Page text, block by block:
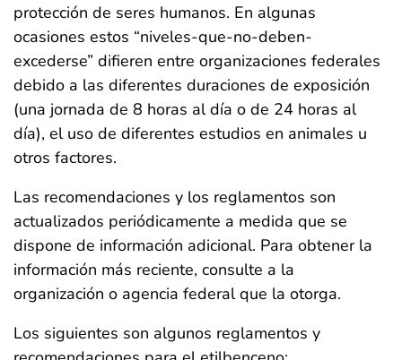
protección de seres humanos. En algunas
ocasiones estos “niveles-que-no-deben-
excederse” difieren entre organizaciones federales
debido a las diferentes duraciones de exposición
(una jornada de 8 horas al día o de 24 horas al
día), el uso de diferentes estudios en animales u
otros factores.
Las recomendaciones y los reglamentos son
actualizados periódicamente a medida que se
dispone de información adicional. Para obtener la
información más reciente, consulte a la
organización o agencia federal que la otorga.
Los siguientes son algunos reglamentos y